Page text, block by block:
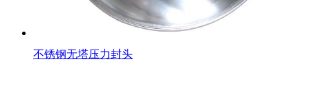
不锈钢无塔压力封头